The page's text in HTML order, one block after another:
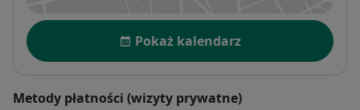
Dostępność
Pokaż kalendarz
Metody płatności (wizyty prywatne)